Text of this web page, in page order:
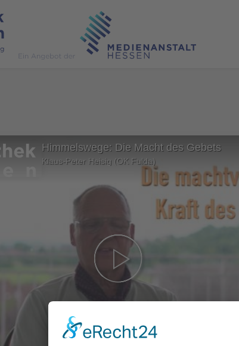
Himmelswege: Die Macht des Gebets
Klaus-Peter Heisig (OK Fulda)